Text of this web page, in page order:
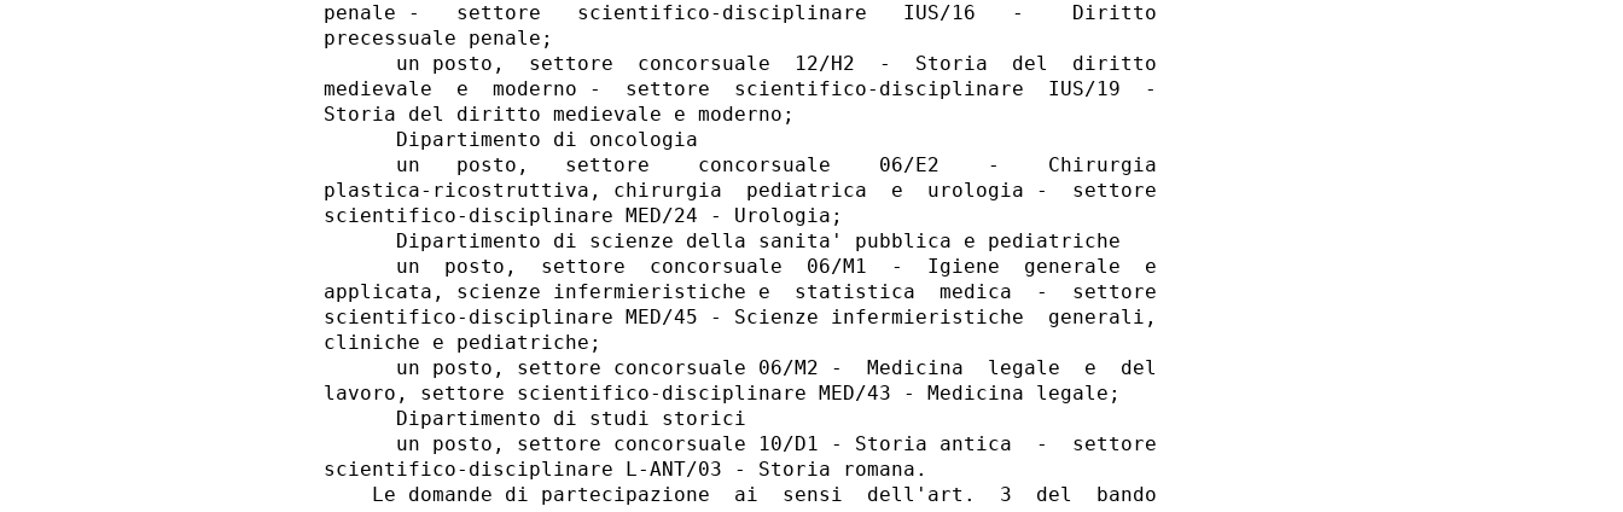
penale -   settore   scientifico-disciplinare   IUS/16   -    Diritto
precessuale penale;
      un posto,  settore  concorsuale  12/H2  -  Storia  del  diritto
medievale  e  moderno -  settore  scientifico-disciplinare  IUS/19  -
Storia del diritto medievale e moderno;
      Dipartimento di oncologia
      un   posto,   settore    concorsuale    06/E2    -    Chirurgia
plastica-ricostruttiva, chirurgia  pediatrica  e  urologia -  settore
scientifico-disciplinare MED/24 - Urologia;
      Dipartimento di scienze della sanita' pubblica e pediatriche
      un  posto,  settore  concorsuale  06/M1  -  Igiene  generale  e
applicata, scienze infermieristiche e  statistica  medica  -  settore
scientifico-disciplinare MED/45 - Scienze infermieristiche  generali,
cliniche e pediatriche;
      un posto, settore concorsuale 06/M2 -  Medicina  legale  e  del
lavoro, settore scientifico-disciplinare MED/43 - Medicina legale;
      Dipartimento di studi storici
      un posto, settore concorsuale 10/D1 - Storia antica  -  settore
scientifico-disciplinare L-ANT/03 - Storia romana.
    Le domande di partecipazione  ai  sensi  dell'art.  3  del  bando